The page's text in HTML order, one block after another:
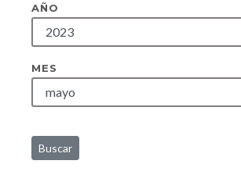
AÑO
MES
Buscar